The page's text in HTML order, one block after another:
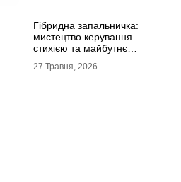
Гібридна запальничка:
мистецтво керування
стихією та майбутнє
27 Травня, 2026